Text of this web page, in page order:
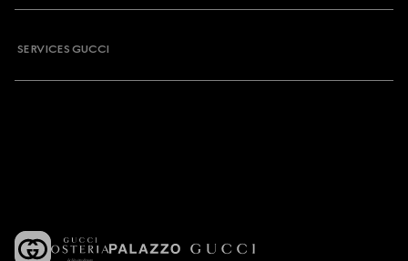
SERVICES GUCCI